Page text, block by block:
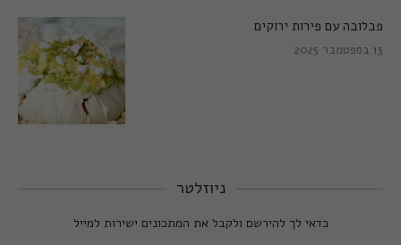
פבלובה עם פירות ירוקים
13 בספטמבר 2025
ניוזלטר
כדאי לך להירשם ולקבל את המתכונים ישירות למייל